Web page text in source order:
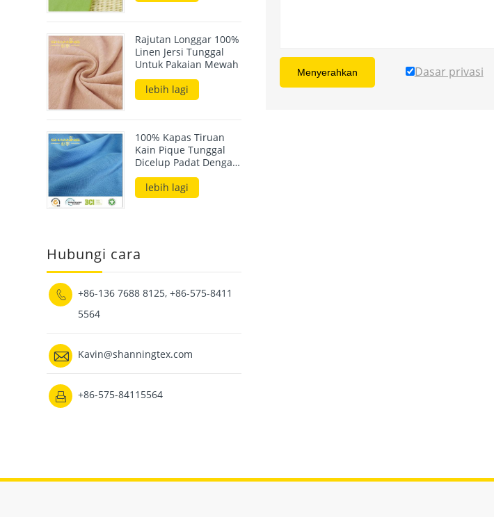
Menyerahkan Dasar privasi
Rajutan Longgar 100%
Linen Jersi Tunggal
Untuk Pakaian Mewah
lebih lagi
100% Kapas Tiruan
Kain Pique Tunggal
Dicelup Padat Dengan
Perasaan Tangan
Kapas
lebih lagi
Hubungi cara

+86-136 7688 8125, +86-575-8411
5564
 Kavin@shanningtex.com
 +86-575-84115564